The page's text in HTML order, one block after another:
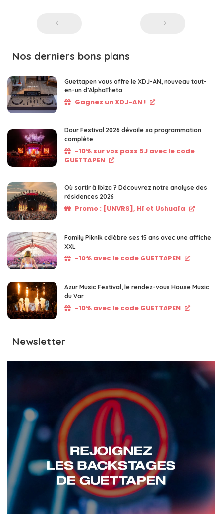
Nos derniers bons plans
Guettapen vous offre le XDJ-AN, nouveau tout-
en-un d’AlphaTheta
Gagnez un XDJ-AN !
Dour Festival 2026 dévoile sa programmation
complète
-10% sur vos pass 5J avec le code
GUETTAPEN
Où sortir à Ibiza ? Découvrez notre analyse des
résidences 2026
Promo : [UNVRS], Hï et Ushuaïa
Family Piknik célèbre ses 15 ans avec une affiche
XXL
-10% avec le code GUETTAPEN
Azur Music Festival, le rendez-vous House Music
du Var
-10% avec le code GUETTAPEN
Newsletter